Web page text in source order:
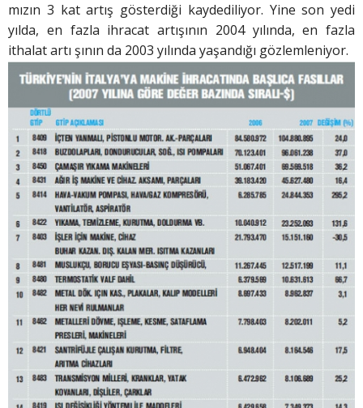
mızın 3 kat artış gösterdiği kaydediliyor. Yine son yedi
yılda, en fazla ihracat artışının 2004 yılında, en fazla
ithalat artı şının da 2003 yılında yaşandığı gözlemleniyor.